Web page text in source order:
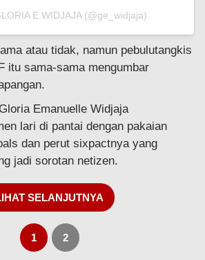
E WIDJAJA (@ge_widjaja)
atau tidak, namun pebulutangkis
itu sama-sama mengumbar
Emanuelle Widjaja
lari di pantai dengan pakaian
dan perut sixpactnya yang
jadi sorotan netizen.
SELANJUTNYA
1 2